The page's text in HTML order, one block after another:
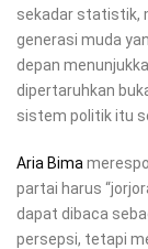
sekadar statistik,
generasi muda
depan
dipertaruhkan
sistem politik itu
Aria Bima
partai harus
dapat dibaca
persepsi, tetapi